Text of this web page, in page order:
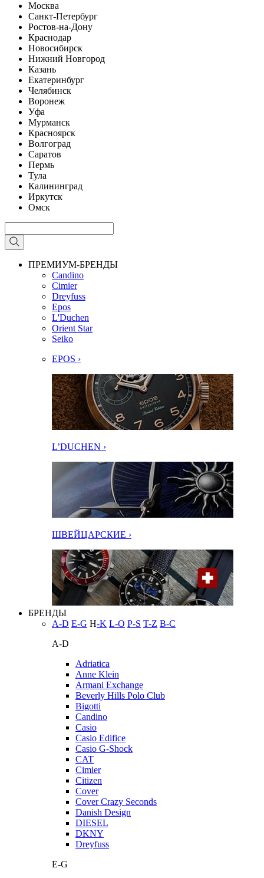
Москва
Санкт-Петербург
Ростов-на-Дону
Краснодар
Новосибирск
Нижний Новгород
Казань
Екатеринбург
Челябинск
Воронеж
Уфа
Мурманск
Красноярск
Волгоград
Саратов
Пермь
Тула
Калининград
Иркутск
Омск
ПРЕМИУМ-БРЕНДЫ
Candino
Cimier
Dreyfuss
Epos
L'Duchen
Orient Star
Seiko
EPOS ›
L’DUCHEN ›
ШВЕЙЦАРСКИЕ ›
БРЕНДЫ
A-D E-G H-K L-O P-S T-Z В-С
A-D
Adriatica
Anne Klein
Armani Exchange
Beverly Hills Polo Club
Bigotti
Candino
Casio
Casio Edifice
Casio G-Shock
CAT
Cimier
Citizen
Cover
Cover Crazy Seconds
Danish Design
DIESEL
DKNY
Dreyfuss
E-G